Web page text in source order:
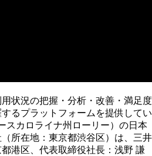
状況の把握・分析・改善・満足度
るプラットフォームを提供してい
スカロライナ州ローリー）の日本
（所在地：東京都渋谷区）は、三井
港区、代表取締役社長：浅野 謙